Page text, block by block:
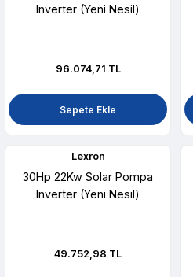
Inverter (Yeni Nesil)
96.074,71 TL
Sepete Ekle
Lexron
30Hp 22Kw Solar Pompa
Inverter (Yeni Nesil)
49.752,98 TL